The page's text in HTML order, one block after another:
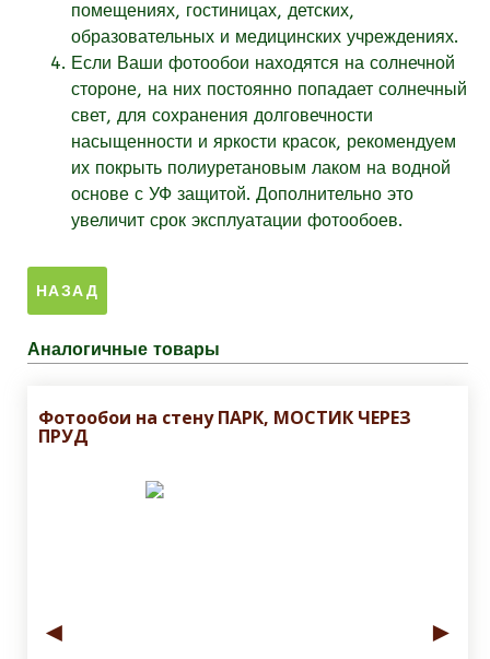
помещениях, гостиницах, детских,
образовательных и медицинских учреждениях.
Если Ваши фотообои находятся на солнечной
стороне, на них постоянно попадает солнечный
свет, для сохранения долговечности
насыщенности и яркости красок, рекомендуем
их покрыть полиуретановым лаком на водной
основе с УФ защитой. Дополнительно это
увеличит срок эксплуатации фотообоев.
Аналогичные товары
Фотообои на стену ПАРК, МОСТИК ЧЕРЕЗ
ПРУД
◄ ►